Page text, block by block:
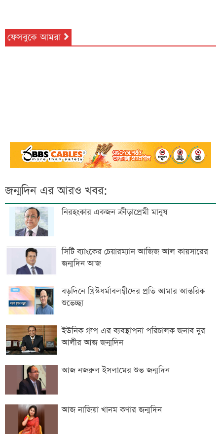
ফেসবুকে আমরা
জন্মদিন এর আরও খবর:
নিরহংকার একজন ক্রীড়াপ্রেমী মানুষ
সিটি ব্যাংকের চেয়ারম্যান আজিজ আল কায়সারের
জন্মদিন আজ
বড়দিনে খ্রিস্টধর্মাবলম্বীদের প্রতি আমার আন্তরিক
শুভেচ্ছা
ইউনিক গ্রুপ এর ব্যবস্থাপনা পরিচালক জনাব নুর
আলীর আজ জন্মদিন
আজ নজরুল ইসলামের শুভ জন্মদিন
আজ নাজিয়া খানম কণার জন্মদিন